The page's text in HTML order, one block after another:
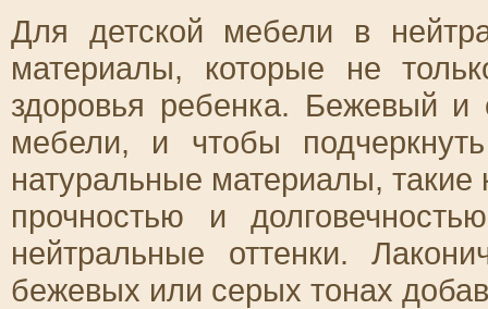
Для детской мебели в
материалы, которые не
здоровья ребенка. Бежевый и
мебели, и чтобы
натуральные материалы,
прочностью и
нейтральные оттенки.
бежевых или серых тонах